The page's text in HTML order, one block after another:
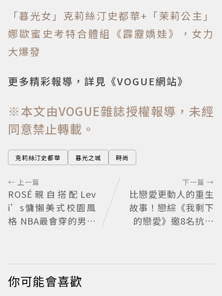
「暮光女」克莉絲汀史都華+「茉莉公主」
娜歐蜜史考特合體組《霹靂嬌娃》，女力
大爆發
更多精彩報導，詳見《VOGUE網站》
※本文由VOGUE雜誌授權報導，未經
同意禁止轉載。
克莉絲汀史都華 暮光之城 時尚
← 上一篇
ROSÉ親自搭配Lev
i’s慵懶美式校園風
格 NBA最會穿的男人
下一篇 →
比戀愛更動人的重生
故事！戀綜《我剩下
的戀愛》邀8名抗病
痛
你可能會喜歡